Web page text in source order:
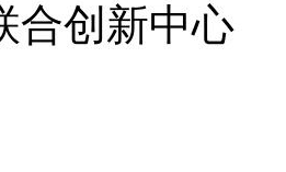
合创新中心